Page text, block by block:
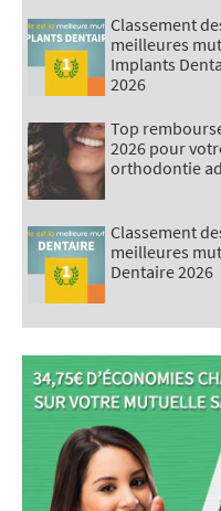
Classement
meilleures
Implants
2026
Top
2026 pour
orthodontie
Classement
meilleures
Dentaire 2026